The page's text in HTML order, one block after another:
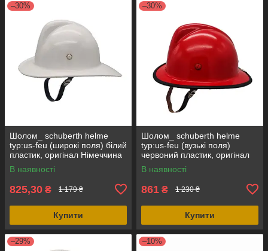
–30%
Шолом_ schuberth helme
typ:us-feu (широкі поля) білий
пластик, оригінал Німеччина
В наявності
825,30 ₴ 1 179 ₴
Купити
–30%
Шолом_ schuberth helme
typ:us-feu (вузькі поля)
червоний пластик, оригінал
Німеччина
В наявності
861 ₴ 1 230 ₴
Купити
–29% –10%